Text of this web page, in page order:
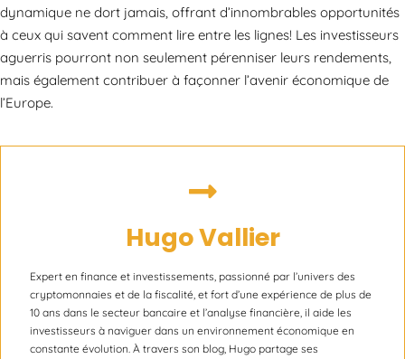
dynamique ne dort jamais, offrant d’innombrables opportunités
à ceux qui savent comment lire entre les lignes! Les investisseurs
aguerris pourront non seulement pérenniser leurs rendements,
mais également contribuer à façonner l’avenir économique de
l’Europe.
Hugo Vallier
Expert en finance et investissements, passionné par l’univers des
cryptomonnaies et de la fiscalité, et fort d’une expérience de plus de
10 ans dans le secteur bancaire et l’analyse financière, il aide les
investisseurs à naviguer dans un environnement économique en
constante évolution. À travers son blog, Hugo partage ses